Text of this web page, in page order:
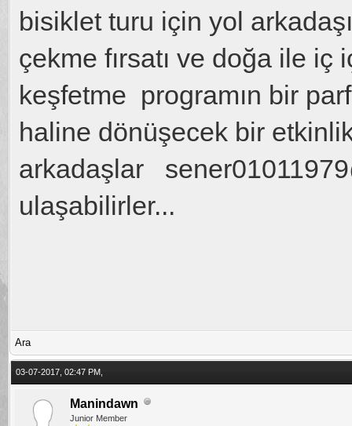
bisiklet turu için yol
çekme fırsatı ve doğa ile
keşfetme programın bir
haline dönüşecek bir
arkadaşlar
ulaşabilirler...
Ara
03-07-2017, 02:47 PM,
Manindawn
Junior Member